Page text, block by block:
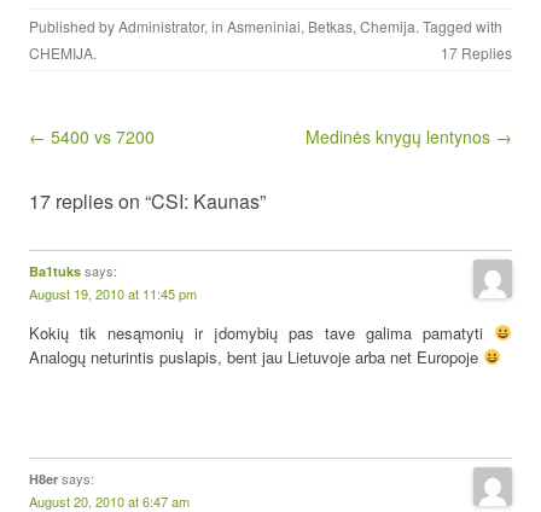
Published byAdministrator, in Asmeniniai, Betkas, Chemija. Tagged with
CHEMIJA. 17 Replies
Post navigation
← 5400 vs 7200 Medinės knygų lentynos →
17 replies on “CSI: Kaunas”
Ba1tuks says:
August 19, 2010 at 11:45 pm
Kokių tik nesąmonių ir įdomybių pas tave galima pamatyti
Analogų neturintis puslapis, bent jau Lietuvoje arba net Europoje
H8er says:
August 20, 2010 at 6:47 am